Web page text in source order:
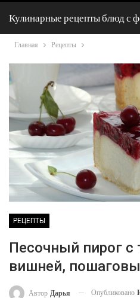
Кулинарные рецепты блюд с
Главная Рецепты
РЕЦЕПТЫ
Песочный пирог с
вишней,
Автор Дарья Опубликовано